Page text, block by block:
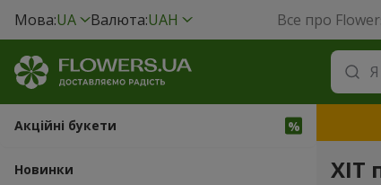
Мова:UA Валюта:UAH Все про
Акційні букети
Новинки ХІТ